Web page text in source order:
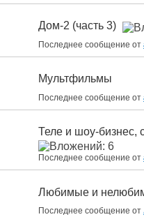
Дом-2 (часть 3)
Последнее сообщение от
Мультфильмы
Последнее сообщение от
Теле и шоу-бизнес,
Последнее сообщение от
Любимые и
Последнее сообщение от